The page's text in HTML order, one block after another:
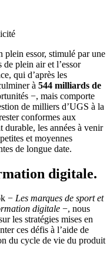
plein essor, stimulé par une
de plein air et l’essor
qui d’après les
à 544 milliards de
−, mais comporte
de milliers d’UGS à la
conformes aux
durable, les années à venir
et moyennes
de longue date.
digitale.
− Les marques de sport et
digitale −, nous
les stratégies mises en
ces défis à l’aide de
du cycle de vie du produit